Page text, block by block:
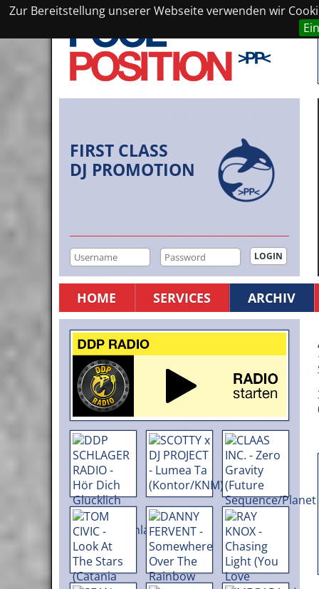
Zur Bereitstellung unserer Webseite verwenden wir
FIRST CLASS
DJ PROMOTION
HOME SERVICES ARCHIV